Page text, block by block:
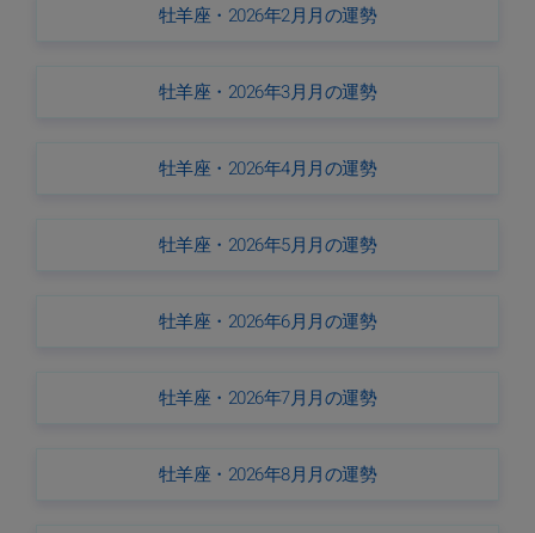
牡羊座・2026年2月月の運勢
牡羊座・2026年3月月の運勢
牡羊座・2026年4月月の運勢
牡羊座・2026年5月月の運勢
牡羊座・2026年6月月の運勢
牡羊座・2026年7月月の運勢
牡羊座・2026年8月月の運勢